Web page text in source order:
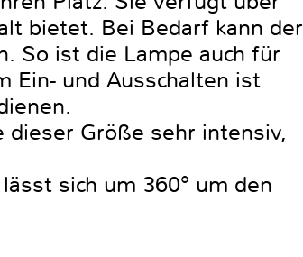
bietet. Bei Bedarf kann der
So ist die Lampe auch für
Ein- und Ausschalten ist
Größe sehr intensiv,
sich um 360° um den